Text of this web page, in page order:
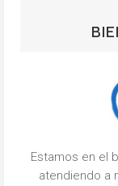
Estamos en el
atendiendo a